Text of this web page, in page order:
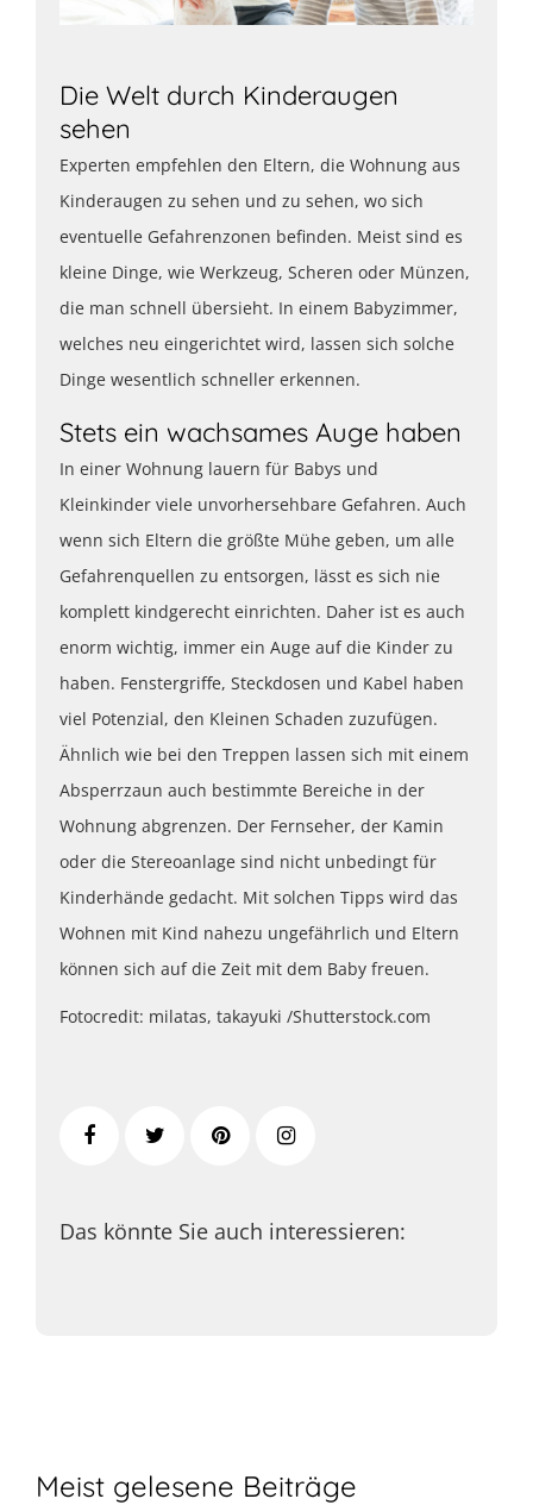
Die Welt durch Kinderaugen
sehen
Experten empfehlen den Eltern, die Wohnung aus
Kinderaugen zu sehen und zu sehen, wo sich
eventuelle Gefahrenzonen befinden. Meist sind es
kleine Dinge, wie Werkzeug, Scheren oder Münzen,
die man schnell übersieht. In einem Babyzimmer,
welches neu eingerichtet wird, lassen sich solche
Dinge wesentlich schneller erkennen.
Stets ein wachsames Auge haben
In einer Wohnung lauern für Babys und
Kleinkinder viele unvorhersehbare Gefahren. Auch
wenn sich Eltern die größte Mühe geben, um alle
Gefahrenquellen zu entsorgen, lässt es sich nie
komplett kindgerecht einrichten. Daher ist es auch
enorm wichtig, immer ein Auge auf die Kinder zu
haben. Fenstergriffe, Steckdosen und Kabel haben
viel Potenzial, den Kleinen Schaden zuzufügen.
Ähnlich wie bei den Treppen lassen sich mit einem
Absperrzaun auch bestimmte Bereiche in der
Wohnung abgrenzen. Der Fernseher, der Kamin
oder die Stereoanlage sind nicht unbedingt für
Kinderhände gedacht. Mit solchen Tipps wird das
Wohnen mit Kind nahezu ungefährlich und Eltern
können sich auf die Zeit mit dem Baby freuen.
Fotocredit: milatas, takayuki /Shutterstock.com
Das könnte Sie auch interessieren:
Meist gelesene Beiträge